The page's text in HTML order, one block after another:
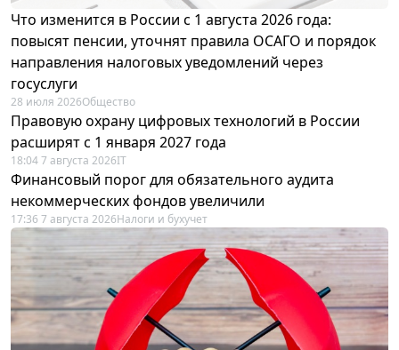
Что изменится в России с 1 августа 2026 года:
повысят пенсии, уточнят правила ОСАГО и порядок
направления налоговых уведомлений через
госуслуги
28 июля 2026Общество
Правовую охрану цифровых технологий в России
расширят с 1 января 2027 года
18:04 7 августа 2026IT
Финансовый порог для обязательного аудита
некоммерческих фондов увеличили
17:36 7 августа 2026Налоги и бухучет